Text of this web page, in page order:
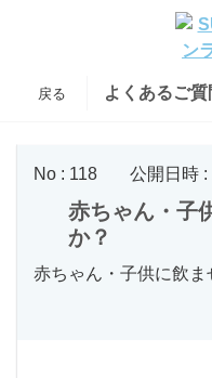
戻る よくあるご質
No : 118 公開日時
赤ちゃん・子
か？
赤ちゃん・子供に飲ま